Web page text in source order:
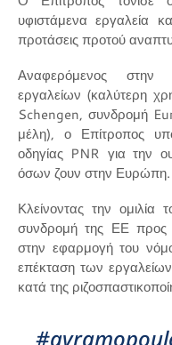
υφιστάμενα εργαλεία
προτάσεις προτού
Αναφερόμενος στην
εργαλείων (καλύτερη
Schengen, συνδρομή
μέλη), ο Επίτροπος
οδηγίας PNR για την
όσων ζουν στην Ευρώπη.
Κλείνοντας την
συνδρομή της ΕΕ προς
στην εφαρμογή του
επέκταση των εργαλείων
κατά της